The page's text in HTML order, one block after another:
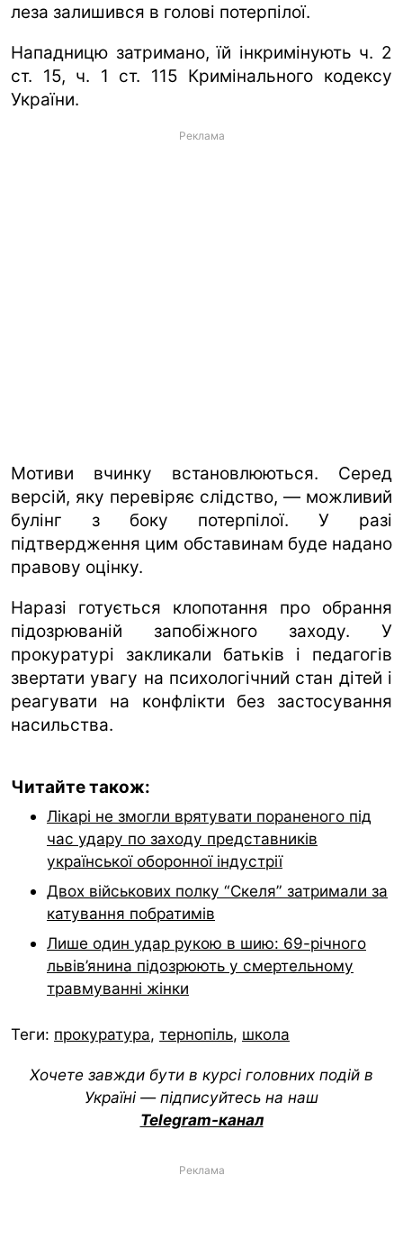
леза залишився в голові потерпілої.
Нападницю затримано, їй інкримінують ч. 2
ст. 15, ч. 1 ст. 115 Кримінального кодексу
України.
Реклама
Мотиви вчинку встановлюються. Серед
версій, яку перевіряє слідство, — можливий
булінг з боку потерпілої. У разі
підтвердження цим обставинам буде надано
правову оцінку.
Наразі готується клопотання про обрання
підозрюваній запобіжного заходу. У
прокуратурі закликали батьків і педагогів
звертати увагу на психологічний стан дітей і
реагувати на конфлікти без застосування
насильства.
Читайте також:
Лікарі не змогли врятувати пораненого під
час удару по заходу представників
української оборонної індустрії
Двох військових полку “Скеля” затримали за
катування побратимів
Лише один удар рукою в шию: 69-річного
львів’янина підозрюють у смертельному
травмуванні жінки
Теги: прокуратура, тернопіль, школа
Хочете завжди бути в курсі головних подій в
Україні — підписуйтесь на наш
Telegram-канал
Реклама